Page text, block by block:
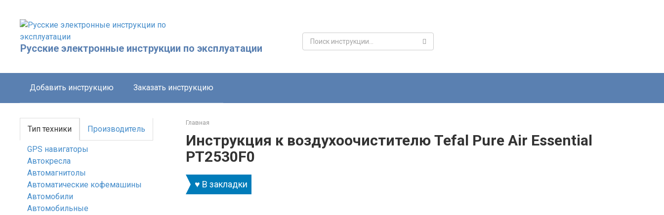
контенту
Русские электронные инструкции по эксплуатации
Поиск:
Добавить инструкцию Заказать инструкцию
Главная
Инструкция к воздухоочистителю Tefal Pure Air Essential
PT2530F0
♥ В закладки
Тип техники Производитель
GPS навигаторы
Автокресла
Автомагнитолы
Автоматические кофемашины
Автомобили
Автомобильные